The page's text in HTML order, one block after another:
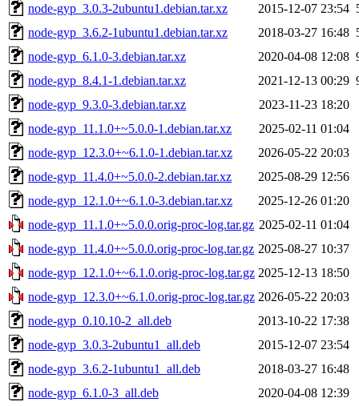
node-gyp_3.0.3-2ubuntu1.debian.tar.xz
2015-12-07 23:54
node-gyp_3.6.2-1ubuntu1.debian.tar.xz
2018-03-27 16:48
node-gyp_6.1.0-3.debian.tar.xz
2020-04-08 12:08
node-gyp_8.4.1-1.debian.tar.xz
2021-12-13 00:29
node-gyp_9.3.0-3.debian.tar.xz
2023-11-23 18:20
node-gyp_11.1.0+~5.0.0-1.debian.tar.xz
2025-02-11 01:04
node-gyp_12.3.0+~6.1.0-1.debian.tar.xz
2026-05-22 20:03
node-gyp_11.4.0+~5.0.0-2.debian.tar.xz
2025-08-29 12:56
node-gyp_12.1.0+~6.1.0-3.debian.tar.xz
2025-12-26 01:20
node-gyp_11.1.0+~5.0.0.orig-proc-log.tar.gz 2025-02-11 01:04
node-gyp_11.4.0+~5.0.0.orig-proc-log.tar.gz 2025-08-27 10:37
node-gyp_12.1.0+~6.1.0.orig-proc-log.tar.gz 2025-12-13 18:50
node-gyp_12.3.0+~6.1.0.orig-proc-log.tar.gz 2026-05-22 20:03
node-gyp_0.10.10-2_all.deb
2013-10-22 17:38
node-gyp_3.0.3-2ubuntu1_all.deb
2015-12-07 23:54
node-gyp_3.6.2-1ubuntu1_all.deb
2018-03-27 16:48
node-gyp_6.1.0-3_all.deb
2020-04-08 12:39